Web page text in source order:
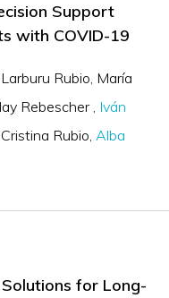
Support
with COVID-19
Rubio María
Rebescher
Iván
Cristina Rubio Alba
for Long-